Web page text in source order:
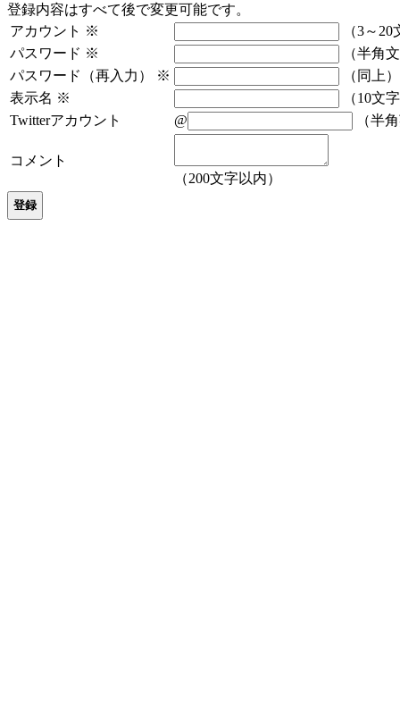
登録内容はすべて後で変更可能です。
アカウント ※
（3～
パスワード ※
（半角
パスワード（再入力）
※
（同上）
表示名 ※
（10文
Twitterアカウント
@ （半
コメント
（200文字以内）